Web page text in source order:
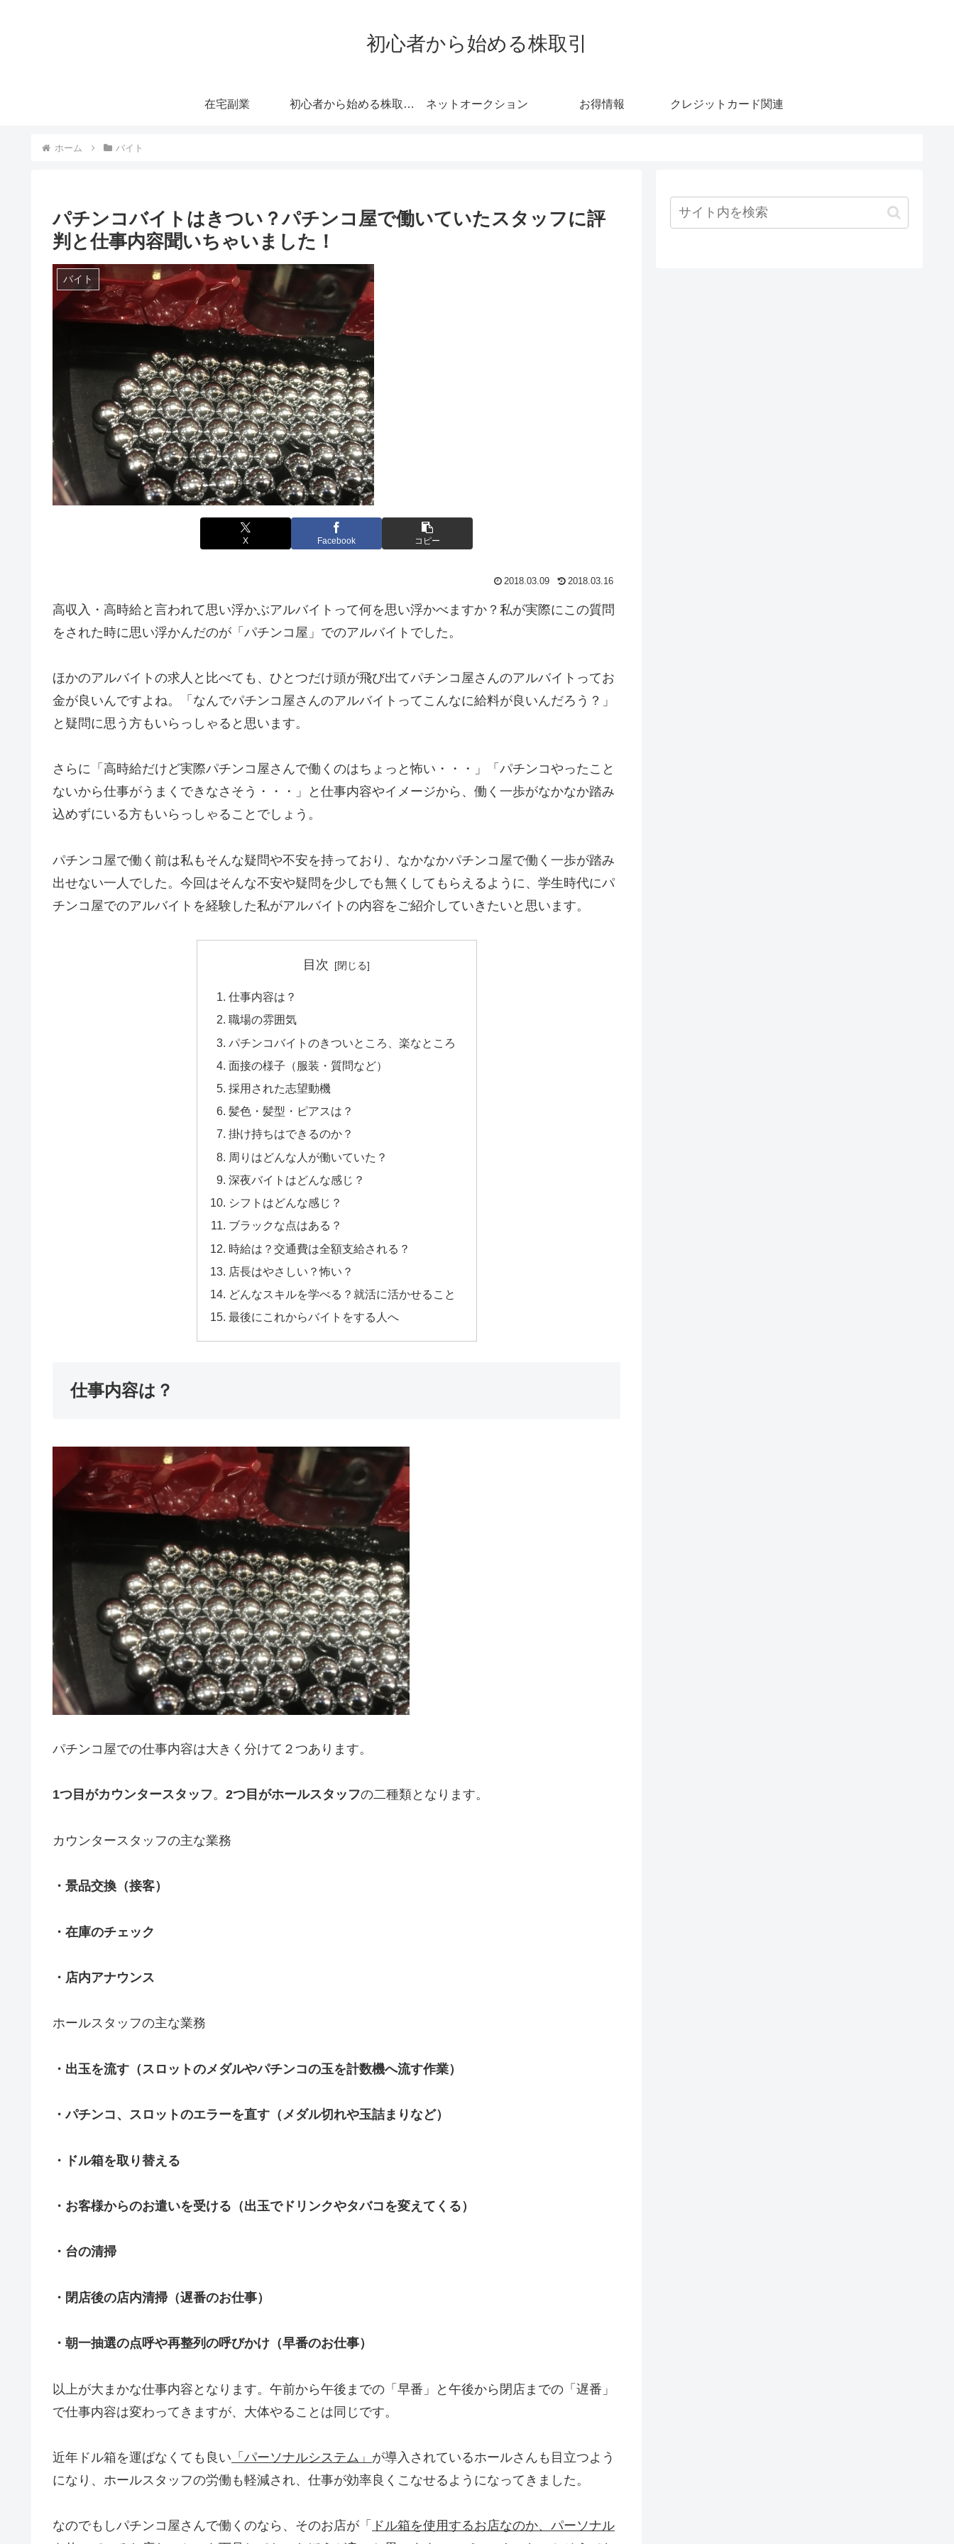
初心者から始める株取引
在宅副業 初心者から始める株取引 わかりやすさにこだわった初心者向けサイト ネットオークション お得情報 クレジットカード関連
ホーム バイト
パチンコバイトはきつい？パチンコ屋で働いていたスタッフに評
判と仕事内容聞いちゃいました！
バイト
X Facebook コピー
2018.03.09 2018.03.16
高収入・高時給と言われて思い浮かぶアルバイトって何を思い浮かべますか？私が実際にこの質問
をされた時に思い浮かんだのが「パチンコ屋」でのアルバイトでした。
ほかのアルバイトの求人と比べても、ひとつだけ頭が飛び出てパチンコ屋さんのアルバイトってお
金が良いんですよね。「なんでパチンコ屋さんのアルバイトってこんなに給料が良いんだろう？」
と疑問に思う方もいらっしゃると思います。
さらに「高時給だけど実際パチンコ屋さんで働くのはちょっと怖い・・・」「パチンコやったこと
ないから仕事がうまくできなさそう・・・」と仕事内容やイメージから、働く一歩がなかなか踏み
込めずにいる方もいらっしゃることでしょう。
パチンコ屋で働く前は私もそんな疑問や不安を持っており、なかなかパチンコ屋で働く一歩が踏み
出せない一人でした。今回はそんな不安や疑問を少しでも無くしてもらえるように、学生時代にパ
チンコ屋でのアルバイトを経験した私がアルバイトの内容をご紹介していきたいと思います。
目次
仕事内容は？
職場の雰囲気
パチンコバイトのきついところ、楽なところ
面接の様子（服装・質問など）
採用された志望動機
髪色・髪型・ピアスは？
掛け持ちはできるのか？
周りはどんな人が働いていた？
深夜バイトはどんな感じ？
シフトはどんな感じ？
ブラックな点はある？
時給は？交通費は全額支給される？
店長はやさしい？怖い？
どんなスキルを学べる？就活に活かせること
最後にこれからバイトをする人へ
仕事内容は？
パチンコ屋での仕事内容は大きく分けて２つあります。
1つ目がカウンタースタッフ。 2つ目がホールスタッフの二種類となります。
カウンタースタッフの主な業務
・景品交換（接客）
・在庫のチェック
・店内アナウンス
ホールスタッフの主な業務
・出玉を流す（スロットのメダルやパチンコの玉を計数機へ流す作業）
・パチンコ、スロットのエラーを直す（メダル切れや玉詰まりなど）
・ドル箱を取り替える
・お客様からのお遣いを受ける（出玉でドリンクやタバコを変えてくる）
・台の清掃
・閉店後の店内清掃（遅番のお仕事）
・朝一抽選の点呼や再整列の呼びかけ（早番のお仕事）
以上が大まかな仕事内容となります。午前から午後までの「早番」と午後から閉店までの「遅番」
で仕事内容は変わってきますが、大体やることは同じです。
近年ドル箱を運ばなくても良い 「パーソナルシステム」 が導入されているホールさんも目立つよう
になり、ホールスタッフの労働も軽減され、仕事が効率良くこなせるようになってきました。
なのでもしパチンコ屋さんで働くのなら、そのお店が「
ドル箱を使用するお店なのか、パーソナル